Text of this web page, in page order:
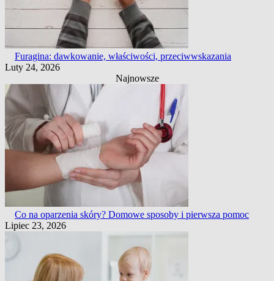
Furagina: dawkowanie, właściwości, przeciwwskazania
Luty 24, 2026
Najnowsze
Co na oparzenia skóry? Domowe sposoby i pierwsza pomoc
Lipiec 23, 2026